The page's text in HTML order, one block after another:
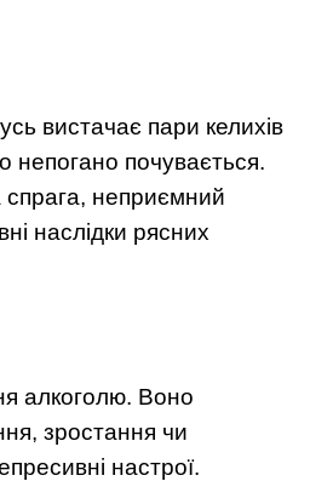
вистачає пари келихів
непогано почувається.
спрага, неприємний
наслідки рясних
алкоголю. Воно
зростання чи
настрої.